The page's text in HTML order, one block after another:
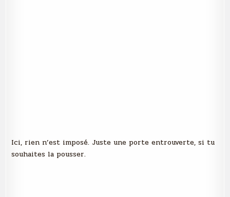
Ici, rien n’est imposé. Juste une porte entrouverte, si tu
souhaites la pousser.